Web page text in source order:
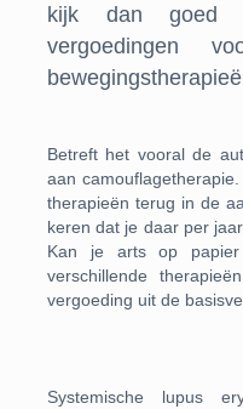
kijk dan goed
vergoedingen
Betreft het vooral de
aan
therapieën terug in de
keren dat je daar per
Kan je arts op
verschillende
vergoeding uit de
Systemische lupus